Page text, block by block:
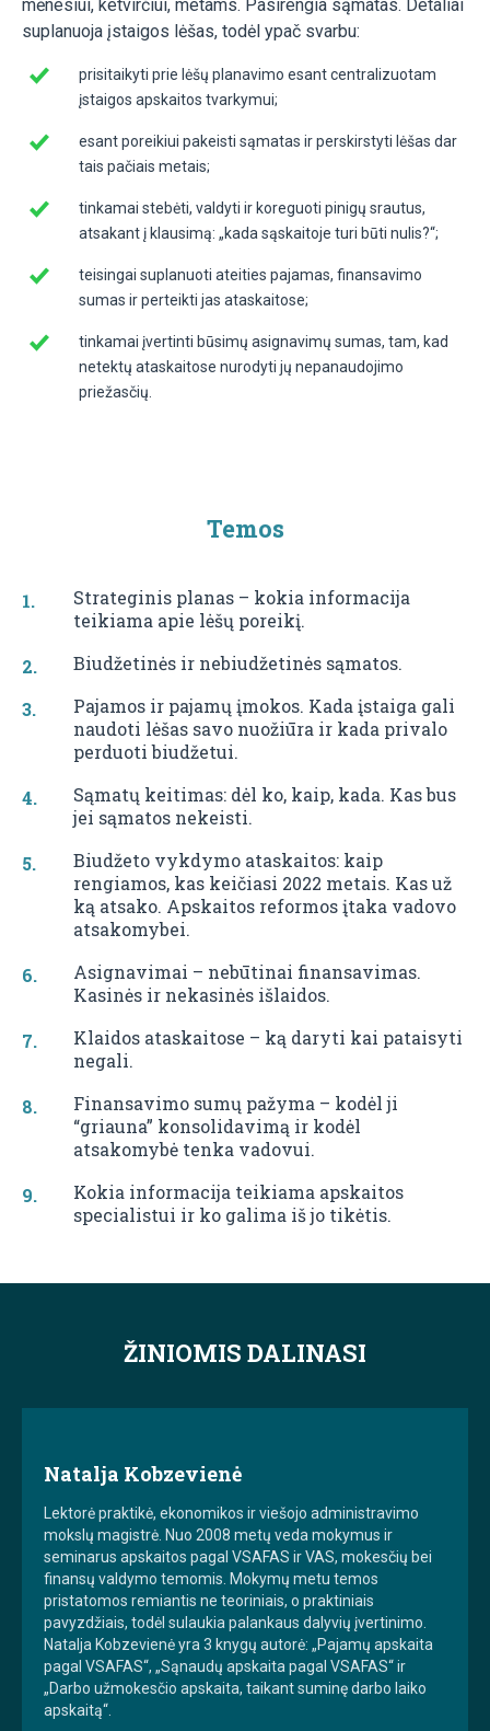
mėnesiui, ketvirčiui, metams. Pasirengia sąmatas. Detaliai
suplanuoja įstaigos lėšas, todėl ypač svarbu:
prisitaikyti prie lėšų planavimo esant centralizuotam
įstaigos apskaitos tvarkymui;
esant poreikiui pakeisti sąmatas ir perskirstyti lėšas dar
tais pačiais metais;
tinkamai stebėti, valdyti ir koreguoti pinigų srautus,
atsakant į klausimą: „kada sąskaitoje turi būti nulis?“;
teisingai suplanuoti ateities pajamas, finansavimo
sumas ir perteikti jas ataskaitose;
tinkamai įvertinti būsimų asignavimų sumas, tam, kad
netektų ataskaitose nurodyti jų nepanaudojimo
priežasčių.
Temos
Strateginis planas – kokia informacija
teikiama apie lėšų poreikį.
Biudžetinės ir nebiudžetinės sąmatos.
Pajamos ir pajamų įmokos. Kada įstaiga gali
naudoti lėšas savo nuožiūra ir kada privalo
perduoti biudžetui.
Sąmatų keitimas: dėl ko, kaip, kada. Kas bus
jei sąmatos nekeisti.
Biudžeto vykdymo ataskaitos: kaip
rengiamos, kas keičiasi 2022 metais. Kas už
ką atsako. Apskaitos reformos įtaka vadovo
atsakomybei.
Asignavimai – nebūtinai finansavimas.
Kasinės ir nekasinės išlaidos.
Klaidos ataskaitose – ką daryti kai pataisyti
negali.
Finansavimo sumų pažyma – kodėl ji
“griauna” konsolidavimą ir kodėl
atsakomybė tenka vadovui.
Kokia informacija teikiama apskaitos
specialistui ir ko galima iš jo tikėtis.
ŽINIOMIS DALINASI
Natalja Kobzevienė
Lektorė praktikė, ekonomikos ir viešojo administravimo
mokslų magistrė. Nuo 2008 metų veda mokymus ir
seminarus apskaitos pagal VSAFAS ir VAS, mokesčių bei
finansų valdymo temomis. Mokymų metu temos
pristatomos remiantis ne teoriniais, o praktiniais
pavyzdžiais, todėl sulaukia palankaus dalyvių įvertinimo.
Natalja Kobzevienė yra 3 knygų autorė: „Pajamų apskaita
pagal VSAFAS“, „Sąnaudų apskaita pagal VSAFAS“ ir
„Darbo užmokesčio apskaita, taikant suminę darbo laiko
apskaitą“.